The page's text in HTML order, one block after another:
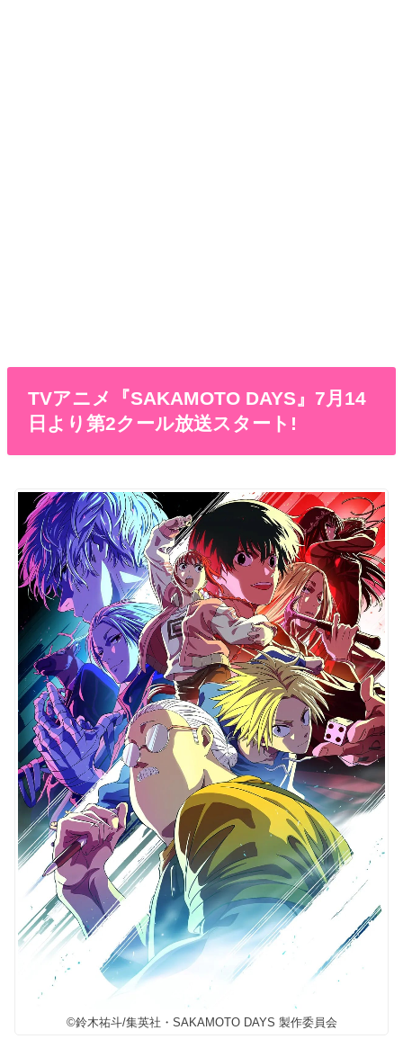
TVアニメ『SAKAMOTO DAYS』7月14
日より第2クール放送スタート!
©鈴木祐斗/集英社・SAKAMOTO DAYS 製作委員会